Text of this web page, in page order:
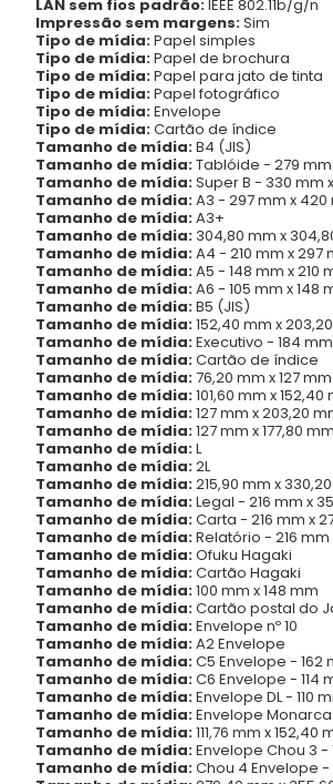
LAN sem fios padrão: IEEE 802.11b/g/n
Impressão sem margens:Sim
Tipo de mídia:Papel simples
Tipo de mídia:Papel de brochura
Tipo de mídia:Papel para jato de tinta
Tipo de mídia:Papel fotográfico
Tipo de mídia:Envelope
Tipo de mídia:Cartão de índice
Tamanho de mídia:B4 (JIS)
Tamanho de mídia:Tablóide - 279
Tamanho de mídia:Super B - 330 mm
Tamanho de mídia:A3 - 297 mm x 420
Tamanho de mídia:A3+
Tamanho de mídia: 304,80 mm x
Tamanho de mídia:A4 - 210 mm x 297
Tamanho de mídia:A5 - 148 mm x 210
Tamanho de mídia:A6 - 105 mm x 148
Tamanho de mídia:B5 (JIS)
Tamanho de mídia:152,40 mm x
Tamanho de mídia:Executivo - 184
Tamanho de mídia:Cartão de índice
Tamanho de mídia:76,20 mm x 127 mm
Tamanho de mídia:101,60 mm x 152,40
Tamanho de mídia:127 mm x 203,20
Tamanho de mídia:127 mm x 177,80 mm
Tamanho de mídia:L
Tamanho de mídia:2L
Tamanho de mídia:215,90 mm x
Tamanho de mídia:Legal - 216 mm x
Tamanho de mídia:Carta - 216 mm x
Tamanho de mídia:Relatório - 216 mm
Tamanho de mídia:Ofuku Hagaki
Tamanho de mídia:Cartão Hagaki
Tamanho de mídia:100 mm x 148 mm
Tamanho de mídia:Cartão postal do
Tamanho de mídia:Envelope nº 10
Tamanho de mídia:A2 Envelope
Tamanho de mídia:C5 Envelope - 162
Tamanho de mídia:C6 Envelope - 114
Tamanho de mídia:Envelope DL - 110
Tamanho de mídia:Envelope Monarca
Tamanho de mídia:111,76 mm x 152,40
Tamanho de mídia:Envelope Chou 3 -
Tamanho de mídia:Chou 4 Envelope